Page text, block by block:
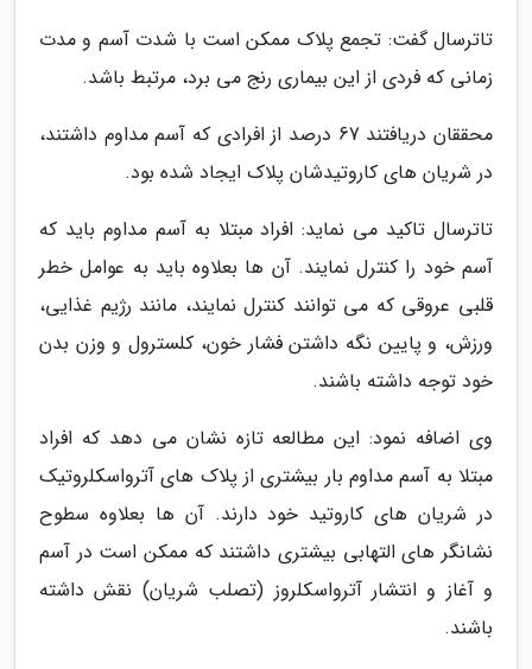
تاترسال گفت: تجمع پلاک ممکن است با شدت آسم و مدت
زمانی که فردی از این بیماری رنج می برد، مرتبط باشد.
محققان دریافتند 67 درصد از افرادی که آسم مداوم داشتند،
در شریان های کاروتیدشان پلاک ایجاد شده بود.
تاترسال تاکید می نماید: افراد مبتلا به آسم مداوم باید که
آسم خود را کنترل نمایند. آن ها بعلاوه باید به عوامل خطر
قلبی عروقی که می توانند کنترل نمایند، مانند رژیم غذایی،
ورزش، و پایین نگه داشتن فشار خون، کلسترول و وزن بدن
خود توجه داشته باشند.
وی اضافه نمود: این مطالعه تازه نشان می دهد که افراد
مبتلا به آسم مداوم بار بیشتری از پلاک های آترواسکلروتیک
در شریان های کاروتید خود دارند. آن ها بعلاوه سطوح
نشانگر های التهابی بیشتری داشتند که ممکن است در آسم
و آغاز و انتشار آترواسکلروز (تصلب شریان) نقش داشته
باشند.